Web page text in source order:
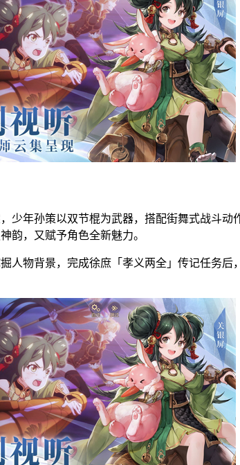
少年孙策以双节棍为武器，搭配街舞式战斗
韵，又赋予角色全新魅力。
掘人物背景，完成徐庶「孝义两全」传记任务